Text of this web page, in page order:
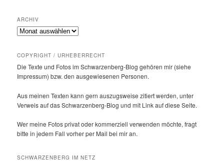
ARCHIV
Archiv
COPYRIGHT / URHEBERRECHT
Die Texte und Fotos im Schwarzenberg-Blog gehören mir (siehe
Impressum) bzw. den ausge­wie­senen Personen.
Aus meinen Texten kann gern auszugs­weise zitiert werden, unter
Verweis auf das Schwarzenberg-Blog und mit Link auf diese Seite.
Wer meine Fotos privat oder kommer­ziell verwenden möchte, fragt
bitte in jedem Fall vorher per Mail bei mir an.
SCHWARZENBERG IM NETZ